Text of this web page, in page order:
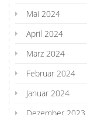
Mai 2024
April 2024
März 2024
Februar 2024
Januar 2024